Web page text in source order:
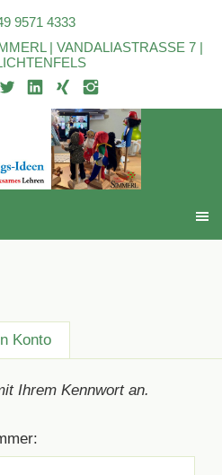
9571 4333
| VANDALIASTRASSE 7 |
Konto
Ihrem Kennwort an.